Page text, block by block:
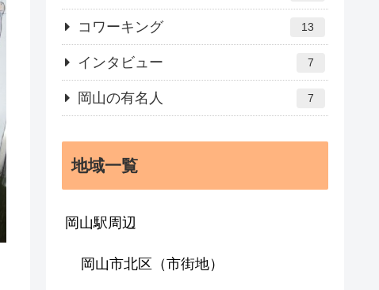
コワーキング 13
インタビュー 7
岡山の有名人 7
地域一覧
岡山駅周辺
岡山市北区（市街地）